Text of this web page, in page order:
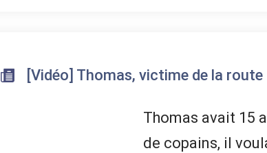
[Vidéo] Thomas, victime de la route
Thomas avait 15
de copains, il